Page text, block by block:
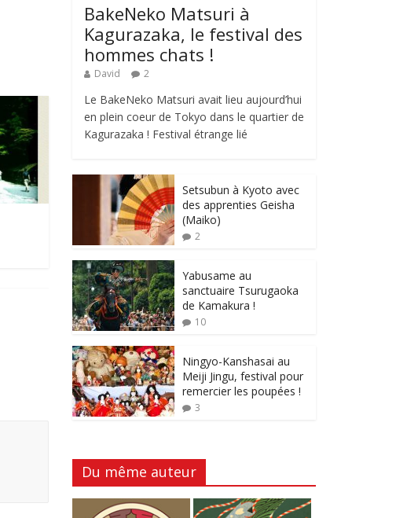
BakeNeko Matsuri à
Kagurazaka, le festival des
hommes chats !
David 2
Le BakeNeko Matsuri avait lieu aujourd’hui
en plein coeur de Tokyo dans le quartier de
Kagurazaka ! Festival étrange lié
Setsubun à Kyoto avec
des apprenties Geisha
(Maiko)
2
Yabusame au
sanctuaire Tsurugaoka
de Kamakura !
10
Ningyo-Kanshasai au
Meiji Jingu, festival pour
remercier les poupées !
3
Du même auteur